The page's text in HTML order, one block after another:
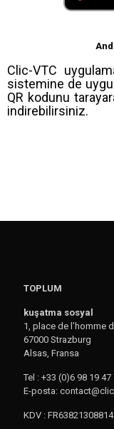
Clic-VTC
sistemine de
QR kodunu
indirebilirsiniz.
TOPLUM
kuşatma sosyal
1, place de l’homme
67000 Strazburg
Alsas, Fransa
Tel : +33 (0)6 98 19 47
E-posta:
KDV : FR63821308814